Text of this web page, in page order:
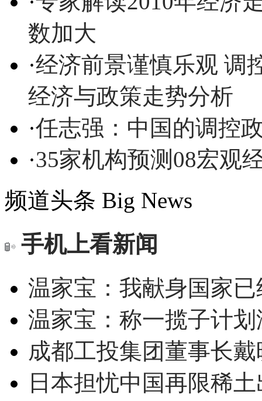
数加大
·经济前景谨慎乐观
经济与政策走势分析
·任志强：中国的调控
·35家机构预测08宏观
频道头条 Big News
手机上看新闻
温家宝：我献身国家
温家宝：称一揽子计
成都工投集团董事长
日本担忧中国再限稀